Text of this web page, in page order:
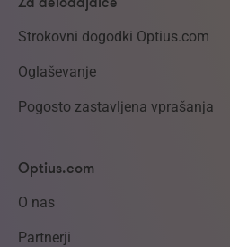
Strokovni dogodki Optius.com
Oglaševanje
Pogosto zastavljena vprašanja
Optius.com
O nas
Partnerji